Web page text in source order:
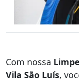
Com nossa
Vila São Luís,